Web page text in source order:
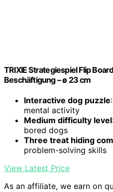
TRIXIE Strategiespiel Flip
Beschäftigung – ø 23 cm
Interactive dog puzzle
mental activity
Medium difficulty level
bored dogs
Three treat hiding
problem-solving skills
View Latest Price
As an affiliate, we earn on